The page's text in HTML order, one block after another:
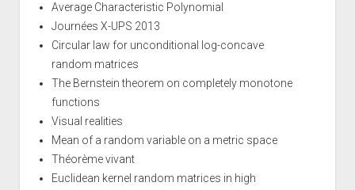
Average Characteristic Polynomial
Journées X-UPS 2013
Circular law for unconditional log-concave
random matrices
The Bernstein theorem on completely monotone
functions
Visual realities
Mean of a random variable on a metric space
Théorème vivant
Euclidean kernel random matrices in high